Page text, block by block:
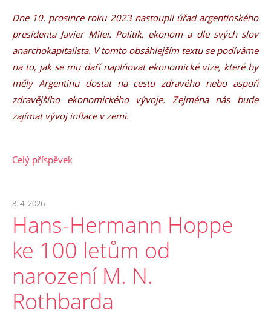
​Dne 10. prosince roku 2023 nastoupil úřad argentinského
presidenta Javier Milei. Politik, ekonom a dle svých slov
anarchokapitalista. V tomto obsáhlejším textu se podíváme
na to, jak se mu daří naplňovat ekonomické vize, které by
měly Argentinu dostat na cestu zdravého nebo aspoň
zdravějšího ekonomického vývoje. Zejména nás bude
zajímat vývoj inflace v zemi.
Celý příspěvek
8. 4. 2026
Hans-Hermann Hoppe
ke 100 letům od
narození M. N.
Rothbarda